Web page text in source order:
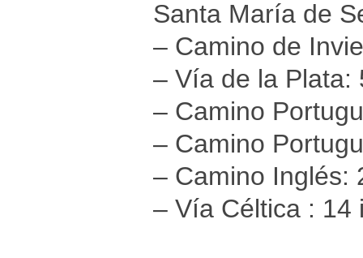
Santa María de
– Camino de
– Vía de la Plata:
– Camino
– Camino
– Camino Inglés:
– Vía Céltica : 14